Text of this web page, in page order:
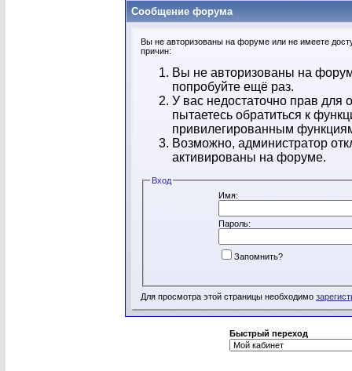
Сообщение форума
Вы не авторизованы на форуме или не имеете
причин:
Вы не авторизованы на
попробуйте ещё раз.
У вас недостаточно прав
пытаетесь обратиться к
привилегированным
Возможно, администратор
активированы на форуме.
Вход
Имя:
Пароль:
Запомнить?
Для просмотра этой страницы необходимо
Быстрый переход